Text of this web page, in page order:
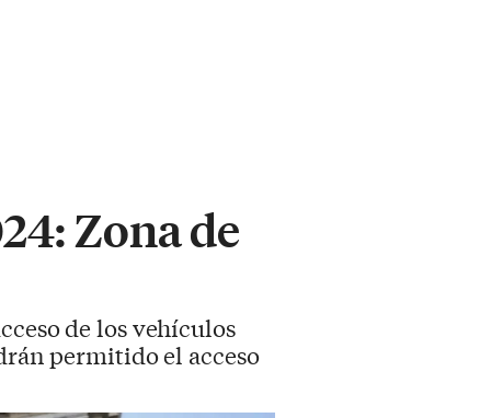
Zona de
de los vehículos
permitido el acceso